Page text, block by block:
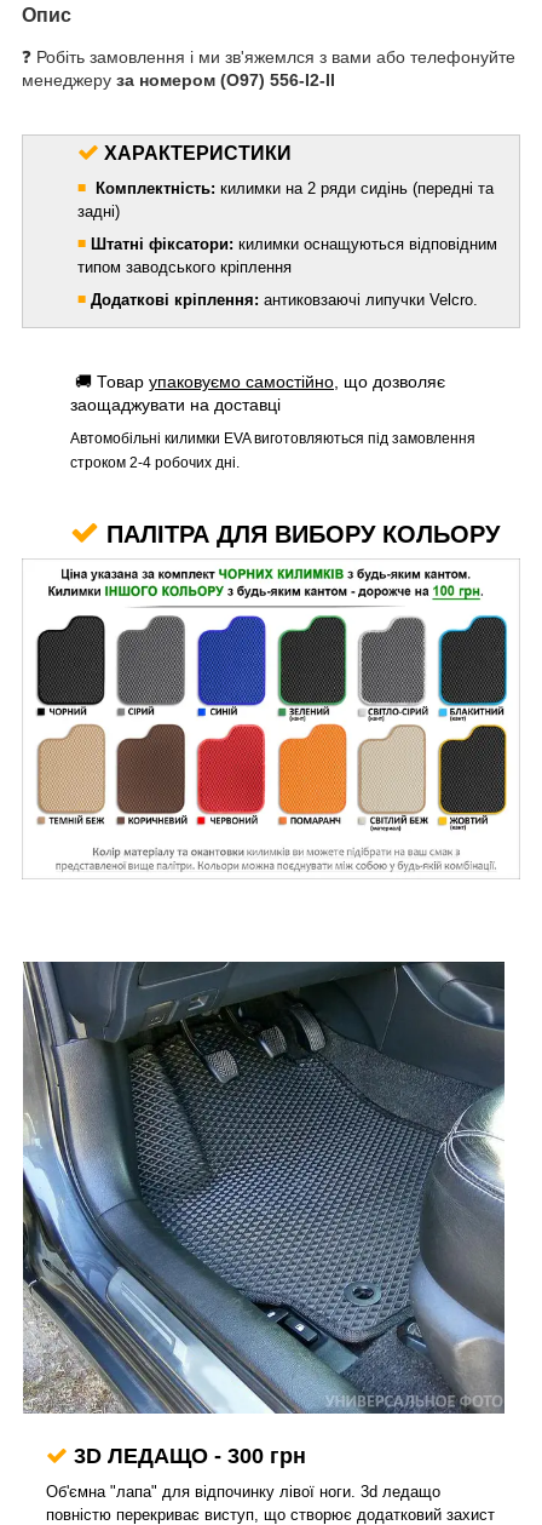
Опис
❓ Робіть замовлення і ми зв'яжемлся з вами або телефонуйте
менеджеру за номером (О97) 556-I2-II
ХАРАКТЕРИСТИКИ
◾ Комплектність: килимки на 2 ряди сидінь (передні та
задні)
◾ Штатні фіксатори: килимки оснащуються відповідним
типом заводського кріплення
◾ Додаткові кріплення: антиковзаючі липучки Velcro.
🚚 Товар упаковуємо самостійно , що дозволяє
заощаджувати на доставці
Автомобільні килимки EVA виготовляються під замовлення
строком 2-4 робочих дні.
ПАЛІТРА ДЛЯ ВИБОРУ КОЛЬОРУ
3D ЛЕДАЩО - 300 грн
Об'ємна "лапа" для відпочинку лівої ноги. 3d ледащо
повністю перекриває виступ, що створює додатковий захист